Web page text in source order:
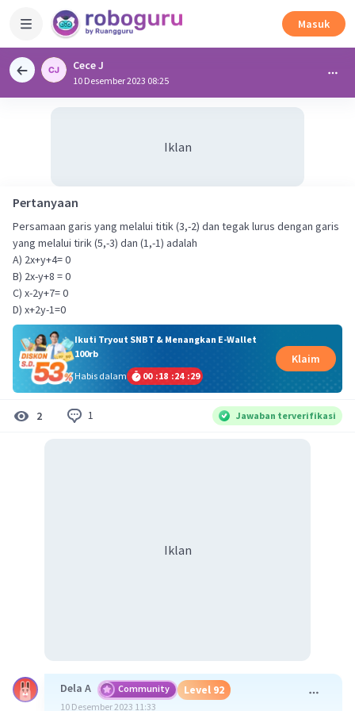
Masuk
Cece J
10 Desember 2023 08:25
Iklan
Pertanyaan
Persamaan garis yang melalui titik (3,-2) dan tegak lurus dengan garis
yang melalui tirik (5,-3) dan (1,-1) adalah
A) 2x+y+4= 0
B) 2x-y+8 = 0
C) x-2y+7= 0
D) x+2y-1=0
Ikuti Tryout SNBT & Menangkan E-Wallet
100rb
Habis dalam
00 :18 :24 :29
Klaim
2 1 Jawaban terverifikasi
Iklan
Dela A Community Level 92
10 Desember 2023 11:33